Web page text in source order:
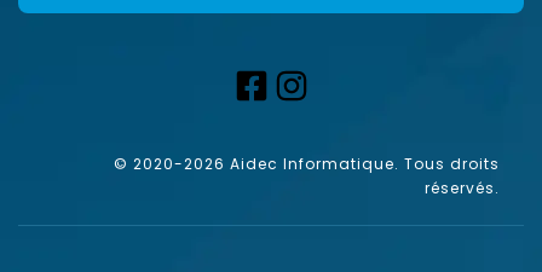
© 2020-2026 Aidec Informatique. Tous droits
réservés.